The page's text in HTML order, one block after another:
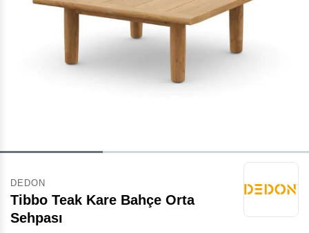
DEDON
Tibbo Teak Kare Bahçe Orta
Sehpası